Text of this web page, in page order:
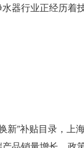
器行业正经历着
新”补贴目录，上